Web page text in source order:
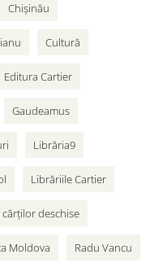
Chișinău
Cultură
Editura Cartier
Gaudeamus
Librăria9
Librăriile Cartier
deschise
Moldova Radu Vancu